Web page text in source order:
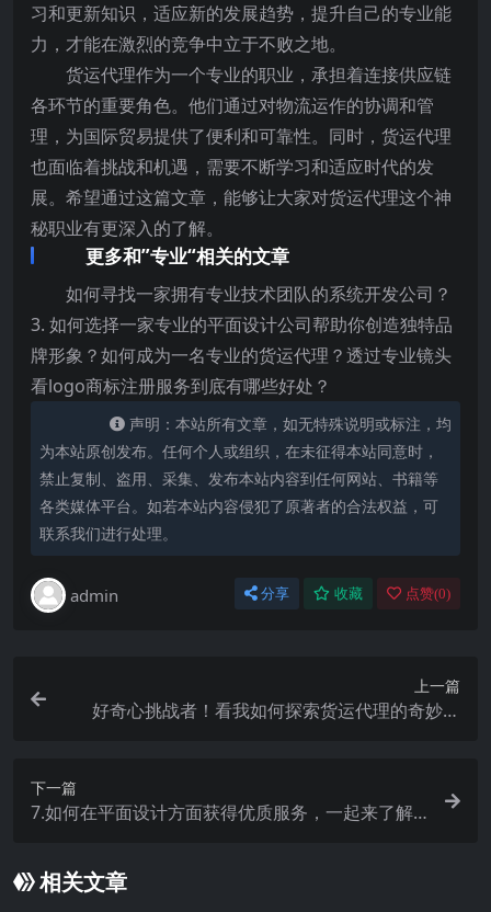
习和更新知识，适应新的发展趋势，提升自己的专业能
力，才能在激烈的竞争中立于不败之地。
货运代理作为一个专业的职业，承担着连接供应链
各环节的重要角色。他们通过对物流运作的协调和管
理，为国际贸易提供了便利和可靠性。同时，货运代理
也面临着挑战和机遇，需要不断学习和适应时代的发
展。希望通过这篇文章，能够让大家对货运代理这个神
秘职业有更深入的了解。
更多和”专业“相关的文章
如何寻找一家拥有专业技术团队的系统开发公司？
3. 如何选择一家专业的平面设计公司帮助你创造独特品
牌形象？如何成为一名专业的货运代理？透过专业镜头
看logo商标注册服务到底有哪些好处？
声明：本站所有文章，如无特殊说明或标注，均
为本站原创发布。任何个人或组织，在未征得本站同意时，
禁止复制、盗用、采集、发布本站内容到任何网站、书籍等
各类媒体平台。如若本站内容侵犯了原著者的合法权益，可
联系我们进行处理。
admin 分享 收藏 点赞(0)
上一篇
好奇心挑战者！看我如何探索货运代理的奇妙世
下一篇
7.如何在平面设计方面获得优质服务，一起来了解
相关文章